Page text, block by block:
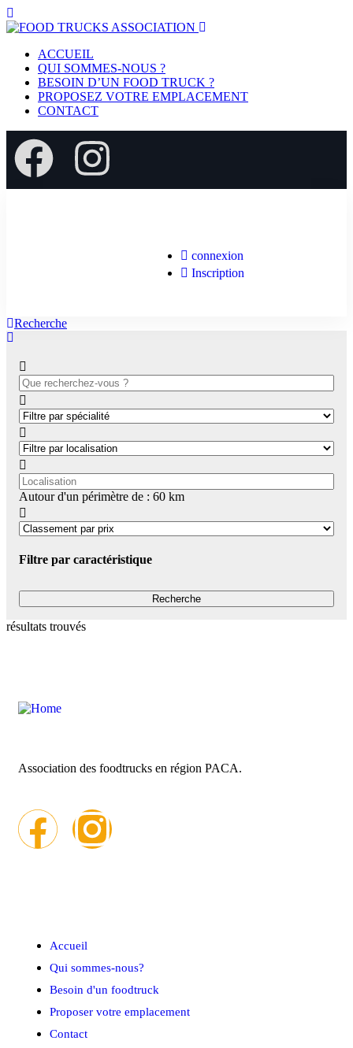
ACCUEIL
QUI SOMMES-NOUS ?
BESOIN D’UN FOOD TRUCK ?
PROPOSEZ VOTRE EMPLACEMENT
CONTACT
connexion
Inscription
Recherche
Autour d'un périmètre de : 60 km
Filtre par caractéristique
résultats trouvés
Association des foodtrucks en région PACA.
Accueil
Qui sommes-nous?
Besoin d'un foodtruck
Proposer votre emplacement
Contact